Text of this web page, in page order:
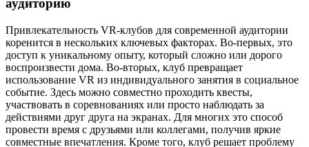
аудиторию
Привлекательность VR-клубов для современной аудитории
коренится в нескольких ключевых факторах. Во-первых, это
доступ к уникальному опыту, который сложно или дорого
воспроизвести дома. Во-вторых, клуб превращает
использование VR из индивидуального занятия в социальное
событие. Здесь можно совместно проходить квесты,
участвовать в соревнованиях или просто наблюдать за
действиями друг друга на экранах. Для многих это способ
провести время с друзьями или коллегами, получив яркие
совместные впечатления. Кроме того, клуб решает проблему